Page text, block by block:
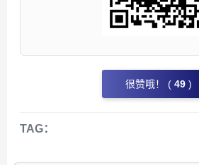
很赞哦！ ( 49 )
TAG：